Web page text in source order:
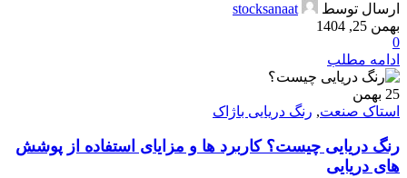
ارسال توسط
stocksanaat
بهمن 25, 1404
0
ادامه مطلب
25 بهمن
استاک صنعت, رنگ دریایی باژاک
رنگ دریایی چیست؟ کاربرد ها و مزایای استفاده از پوشش
های دریایی